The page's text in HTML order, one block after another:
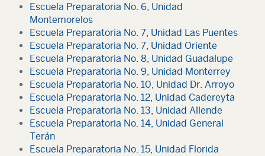
Escuela Preparatoria No. 6, Unidad
Montemorelos
Escuela Preparatoria No. 7, Unidad Las Puentes
Escuela Preparatoria No. 7, Unidad Oriente
Escuela Preparatoria No. 8, Unidad Guadalupe
Escuela Preparatoria No. 9, Unidad Monterrey
Escuela Preparatoria No. 10, Unidad Dr. Arroyo
Escuela Preparatoria No. 12, Unidad Cadereyta
Escuela Preparatoria No. 13, Unidad Allende
Escuela Preparatoria No. 14, Unidad General
Terán
Escuela Preparatoria No. 15, Unidad Florida